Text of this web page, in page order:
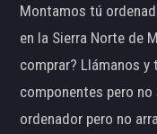
Montamos tú
en la Sierra Norte de
comprar? Llámanos
componentes pero
ordenador pero no